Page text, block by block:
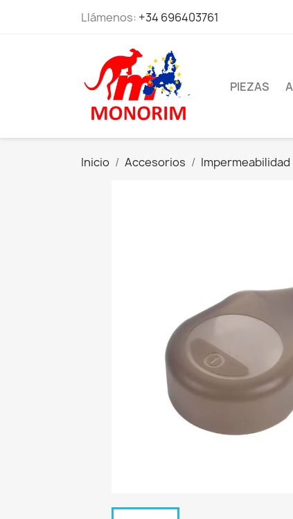
Llámenos: +34 696403761
PIEZAS
Inicio Accesorios Impermeabilidad